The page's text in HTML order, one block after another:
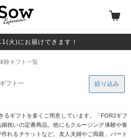
火)にお届けできます！
験ギフト一覧
フト一
るギフトを多くご用意しています。「FOR2ギフ
祝いの定番商品。他にもクルージング体験や食
れるチケットなど。友人夫婦やご両親、パート
絞り込み